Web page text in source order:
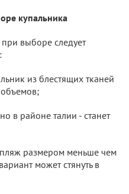
купальника
выборе следует
из блестящих тканей
объемов;
в районе талии - станет
размером меньше чем
может стянуть в